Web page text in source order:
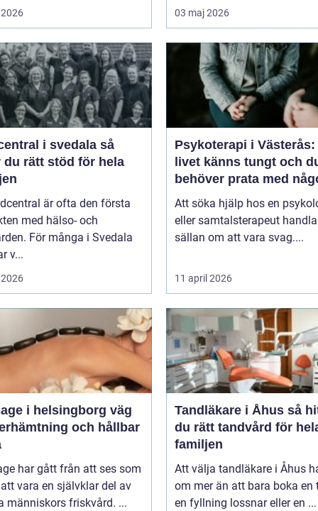
03 maj 2026
i svedala så
du rätt stöd för hela
är ofta den första
med hälso- och
För många i Svedala
v...
Psykoterapi i Västerås:
livet känns tungt och
behöver prata med
Att söka hjälp hos en
eller samtalsterapeut
sällan om att vara svag....
11 april 2026
i helsingborg väg
och hållbar
har gått från att ses som
vara en självklar del av
människors friskvård. ...
Tandläkare i Åhus så hittar
du rätt tandvård för
familjen
Att välja tandläkare i Åhus
om mer än att bara boka en
en fyllning lossnar eller en ...